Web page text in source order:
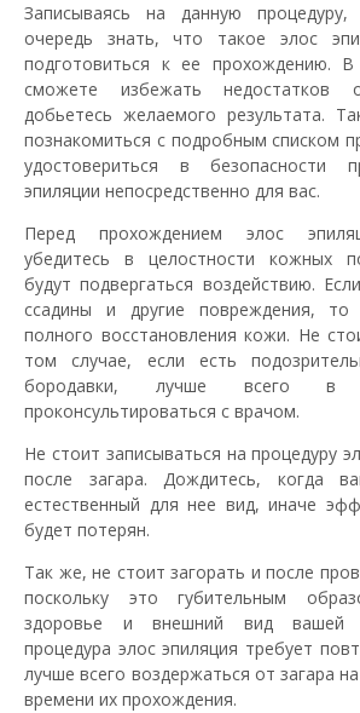
Записываясь на данную
очередь знать, что такое элос
подготовиться к ее прохождению.
сможете избежать недостатков
добьетесь желаемого результата.
познакомиться с подробным списком
удостовериться в безопасности
эпиляции непосредственно для вас.
Перед прохождением элос
убедитесь в целостности кожных
будут подвергаться воздействию.
ссадины и другие повреждения, то
полного восстановления кожи. Не
том случае, если есть
бородавки, лучше всего в
проконсультироваться с врачом.
Не стоит записываться на процедуру
после загара. Дождитесь, когда
естественный для нее вид, иначе
будет потерян.
Так же, не стоит загорать и после
поскольку это губительным
здоровье и внешний вид вашей
процедура элосэпиляция требует
лучше всего воздержаться от загара
времени их прохождения.